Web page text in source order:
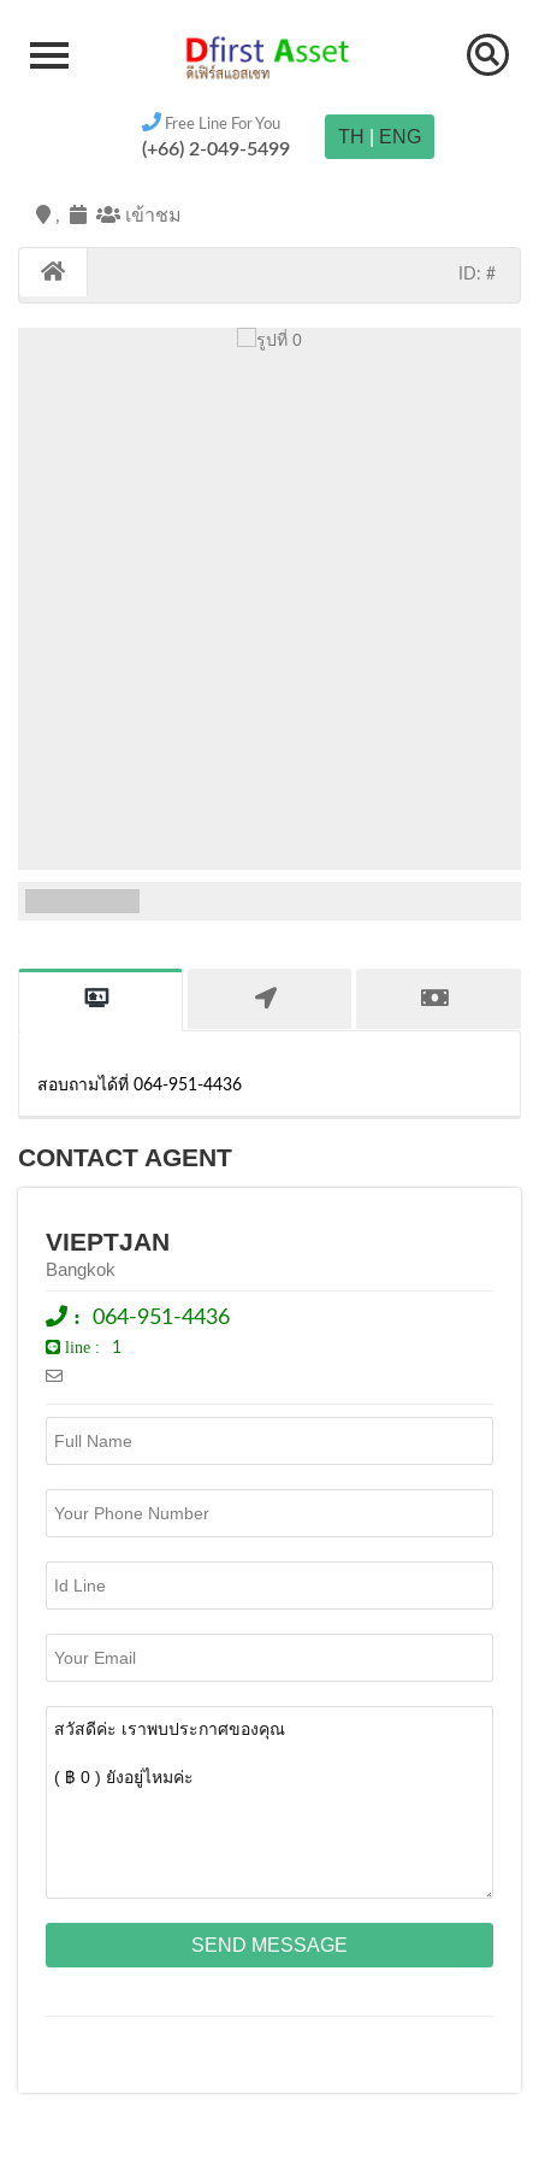
Free Line For You
(+66) 2-049-5499
TH ENG
, เข้าชม
ID: #
สอบถามได้ที่ 064-951-4436
CONTACT AGENT
VIEPTJAN
Bangkok
: 064-951-4436
line : 1
SEND MESSAGE